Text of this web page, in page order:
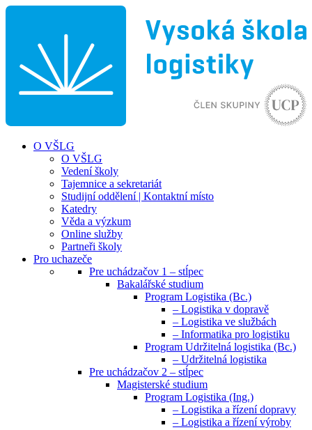
O VŠLG
O VŠLG
Vedení školy
Tajemnice a sekretariát
Studijní oddělení | Kontaktní místo
Katedry
Věda a výzkum
Online služby
Partneři školy
Pro uchazeče
Pre uchádzačov 1 – stĺpec
Bakalářské studium
Program Logistika (Bc.)
– Logistika v dopravě
– Logistika ve službách
– Informatika pro logistiku
Program Udržitelná logistika (Bc.)
– Udržitelná logistika
Pre uchádzačov 2 – stĺpec
Magisterské studium
Program Logistika (Ing.)
– Logistika a řízení dopravy
– Logistika a řízení výroby